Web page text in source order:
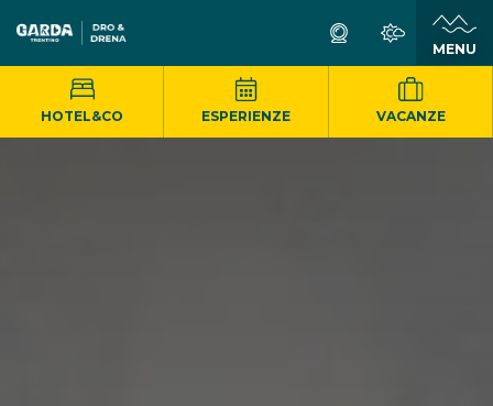
MENU
HOTEL&CO ESPERIENZE VACANZE